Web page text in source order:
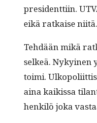
pres­i­dent­ti­in.
eikä ratkaise
Tehdään mikä
selkeä. Nykyi­nen
toi­mi.
aina kaikissa
henkilö joka